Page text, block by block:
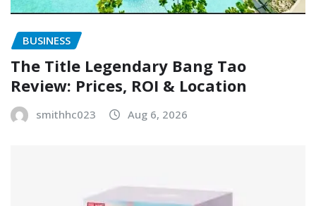
BUSINESS
The Title Legendary Bang Tao
Review: Prices, ROI & Location
smithhc023 Aug 6, 2026